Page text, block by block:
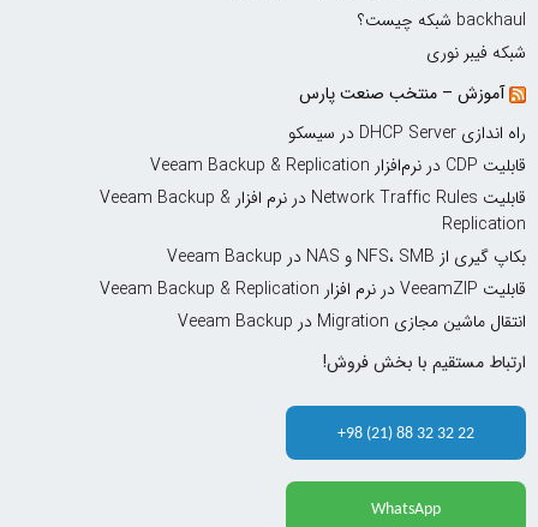
backhaul شبکه چیست؟
شبکه فیبر نوری
آموزش – منتخب صنعت پارس
راه اندازی DHCP Server در سیسکو
قابلیت CDP در نرم‌افزار Veeam Backup & Replication
قابلیت Network Traffic Rules در نرم افزار Veeam Backup &
Replication
بکاپ گیری از NFS، SMB و NAS در Veeam Backup
قابلیت VeeamZIP در نرم افزار Veeam Backup & Replication
انتقال ماشین مجازی Migration در Veeam Backup
ارتباط مستقیم با بخش فروش!
+98 (21) 88 32 32 22
WhatsApp